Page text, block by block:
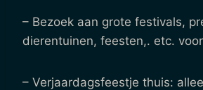
– Bezoek aan grote festivals,
dierentuinen, feesten,. etc.
– Verjaardagsfeestje thuis: